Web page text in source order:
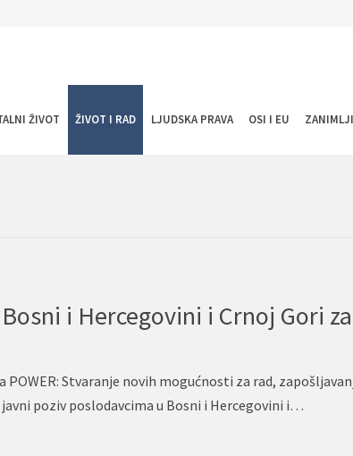
ŽIVOT ŽIVOT I RAD LJUDSKA PRAVA OSI I EU
Stvaranje novih mogućnosti za rad,
poziv poslodavcima u Bosni i Hercegovini i…